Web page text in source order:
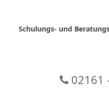
Schulungs- und
02161